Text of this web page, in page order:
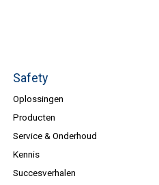
Safety
Oplossingen
Producten
Service & Onderhoud
Kennis
Succesverhalen